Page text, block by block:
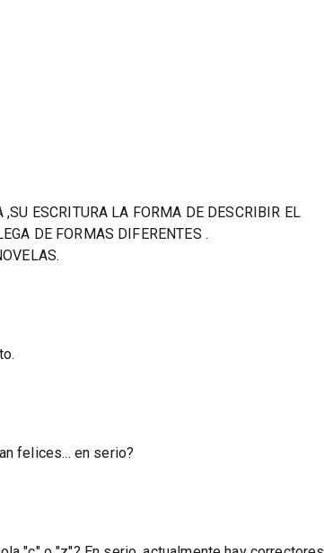
ESCRITURA LA FORMA DE DESCRIBIR EL
DE FORMAS DIFERENTES .
felices... en serio?